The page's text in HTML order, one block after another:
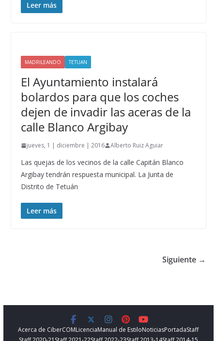
Leer más
MADRILEANDO TETUAN
El Ayuntamiento instalará
bolardos para que los coches
dejen de invadir las aceras de la
calle Blanco Argibay
jueves, 1 | diciembre | 2016 Alberto Ruiz Aguiar
Las quejas de los vecinos de la calle Capitán Blanco
Argibay tendrán respuesta municipal. La Junta de
Distrito de Tetuán
Leer más
Siguiente →
Acerca de CiberCOMLicenciaManual de EstiloNoticiasPortadaStaff